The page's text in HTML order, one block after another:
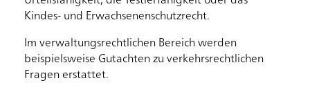
Kindes- und Erwachsenenschutzrecht.
Im verwaltungsrechtlichen Bereich werden
beispielsweise Gutachten zu verkehrsrechtlichen
Fragen erstattet.